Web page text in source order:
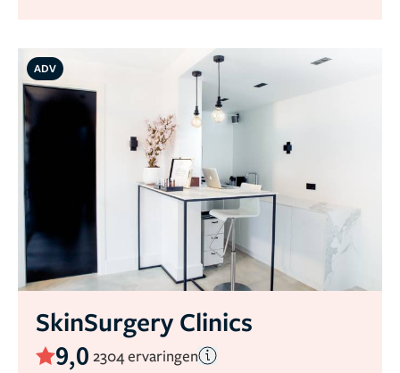
ADV
SkinSurgery Clinics
9,0 2304 ervaringen